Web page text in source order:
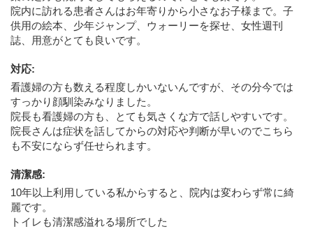
院内に訪れる患者さんはお年寄りから小さなお子様まで。子
供用の絵本、少年ジャンプ、ウォーリーを探せ、女性週刊
誌、用意がとても良いです。
対応:
看護婦の方も数える程度しかいないんですが、その分今では
すっかり顔馴染みなりました。
院長も看護婦の方も、とても気さくな方で話しやすいです。
院長さんは症状を話してからの対応や判断が早いのでこちら
も不安にならず任せられます。
清潔感:
10年以上利用している私からすると、院内は変わらず常に綺
麗です。
トイレも清潔感溢れる場所でした